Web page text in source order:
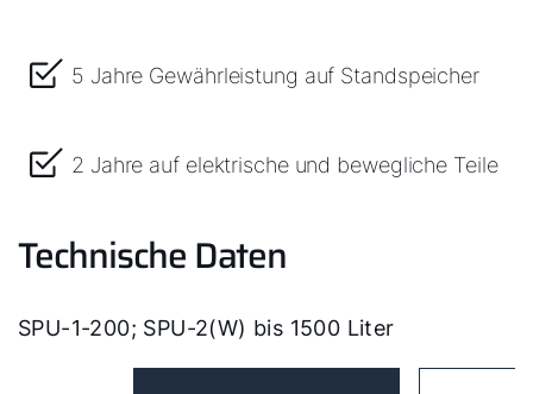
5 Jahre Gewährleistung auf Standspeicher
2 Jahre auf elektrische und bewegliche Teile
Technische Daten
SPU-1-200; SPU-2(W) bis 1500 Liter